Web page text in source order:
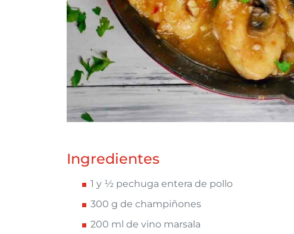
Ingredientes
1 y ½ pechuga entera de pollo
300 g de champiñones
200 ml de vino marsala